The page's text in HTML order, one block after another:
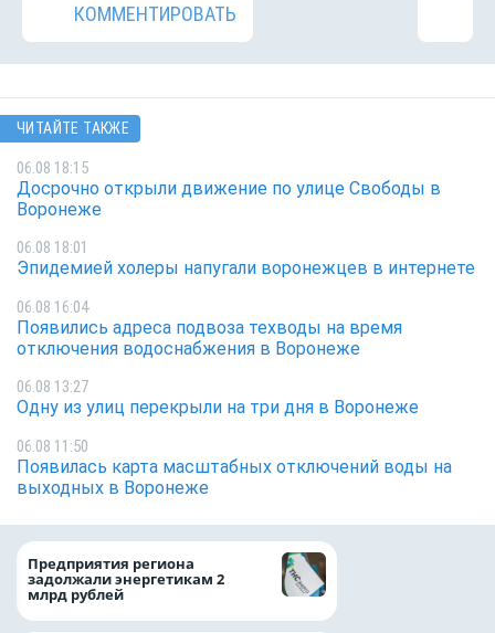
КОММЕНТИРОВАТЬ
ЧИТАЙТЕ ТАКЖЕ
06.08 18:15
Досрочно открыли движение по улице Свободы в
Воронеже
06.08 18:01
Эпидемией холеры напугали воронежцев в интернете
06.08 16:04
Появились адреса подвоза техводы на время
отключения водоснабжения в Воронеже
06.08 13:27
Одну из улиц перекрыли на три дня в Воронеже
06.08 11:50
Появилась карта масштабных отключений воды на
выходных в Воронеже
Предприятия региона
задолжали энергетикам 2
млрд рублей